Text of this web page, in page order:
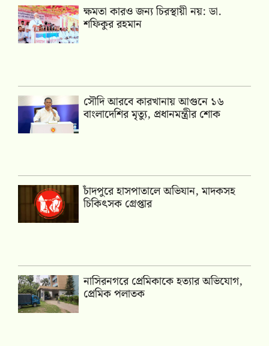
ক্ষমতা কারও জন্য চিরস্থায়ী নয়: ডা.
শফিকুর রহমান
সৌদি আরবে কারখানায় আগুনে ১৬
বাংলাদেশির মৃত্যু, প্রধানমন্ত্রীর শোক
চাঁদপুরে হাসপাতালে অভিযান, মাদকসহ
চিকিৎসক গ্রেপ্তার
নাসিরনগরে প্রেমিকাকে হত্যার অভিযোগ,
প্রেমিক পলাতক